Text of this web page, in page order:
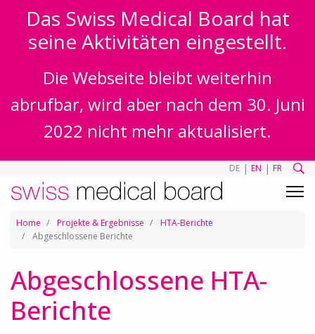
Das Swiss Medical Board hat
seine Aktivitäten eingestellt.
Die Webseite bleibt weiterhin
abrufbar, wird aber nach dem 30. Juni
2022 nicht mehr aktualisiert.
DE | EN | FR
Home Projekte & Ergebnisse
HTA-Berichte
Abgeschlossene Berichte
Abgeschlossene HTA-
Berichte